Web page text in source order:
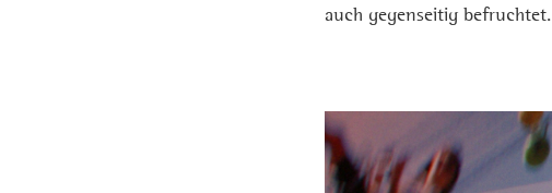
auch gegenseitig befruchtet.